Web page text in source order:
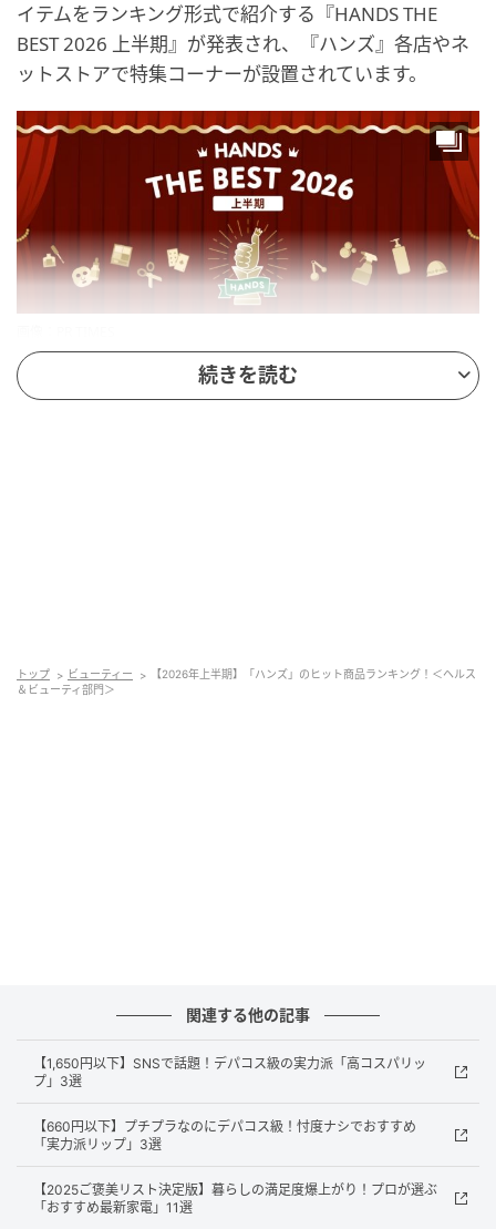
イテムをランキング形式で紹介する『HANDS THE
BEST 2026 上半期』が発表され、『ハンズ』各店やネ
ットストアで特集コーナーが設置されています。
今回はその中から、ベースメイク部門、アイメイク部
画像：PR TIMES
パッケージもかわいらしいメイク下地。SPF50+・
続きを読む
トップ ビューティー
【2026年上半期】「ハンズ」のヒット商品ランキング！＜ヘルス
＆ビューティ部門＞
関連する他の記事
【1,650円以下】SNSで話題！デパコス級の実力派「高コスパリッ
プ」3選
【660円以下】プチプラなのにデパコス級！忖度ナシでおすすめ
「実力派リップ」3選
【2025ご褒美リスト決定版】暮らしの満足度爆上がり！プロが選ぶ
「おすすめ最新家電」11選